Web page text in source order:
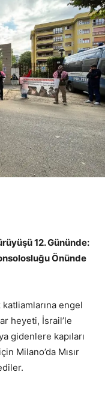
12. Gününde:
Önünde
engel
heyeti, İsrail’le
gidenlere kapıları
Milano’da Mısır